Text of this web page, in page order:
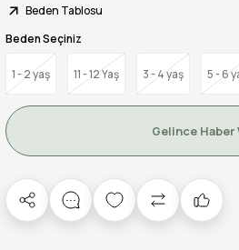
Beden Tablosu
Beden Seçiniz
1 - 2 yaş 11 - 12 Yaş 3 - 4 yaş 5 - 6
Gelince Haber